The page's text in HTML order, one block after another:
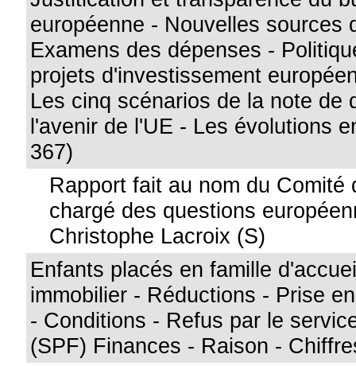
européenne - Nouvelles sources
Examens des dépenses -
projets d'investissement
Les cinq scénarios de la note de
l'avenir de l'UE - Les évolutions
367)
Rapport fait au nom du Comité
chargé des questions
Christophe Lacroix (S)
Enfants placés en famille
immobilier - Réductions - Prise
- Conditions - Refus par le
(SPF) Finances - Raison -